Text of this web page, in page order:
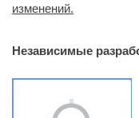
изменений.
Независимые